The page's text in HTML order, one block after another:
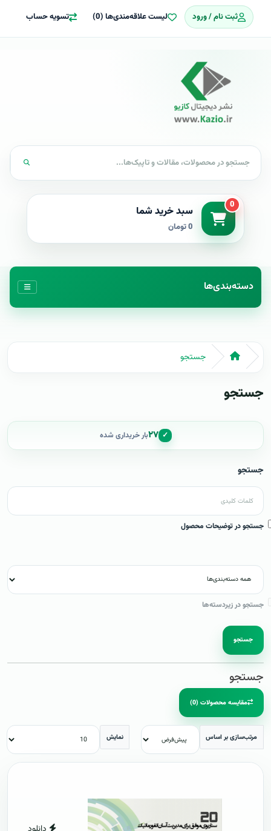
ثبت نام / ورود لیست علاقه‌مندی‌ها (0) تسویه حساب
0 سبد خرید شما
0 تومان
دسته‌بندی‌ها
جستجو
جستجو
✓ ۲۷بار خریداری شده
جستجو
جستجو در توضیحات محصول
جستجو در زیردسته‌ها
جستجو
جستجو
مقایسه محصولات (0)
مرتب‌سازی بر اساس نمایش